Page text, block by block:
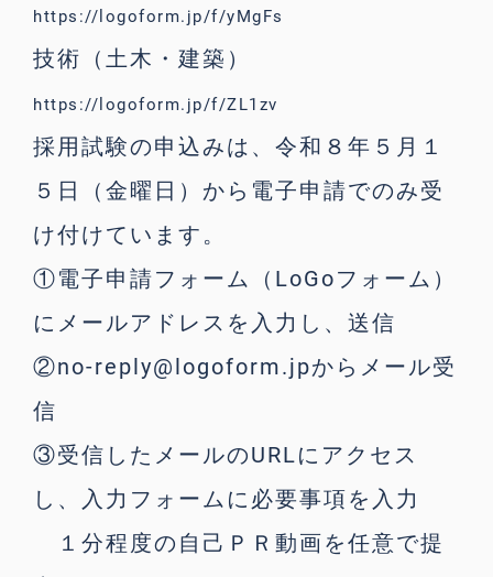
https://logoform.jp/f/yMgFs
技術（土木・建築）
https://logoform.jp/f/ZL1zv
採用試験の申込みは、令和８年５月１
５日（金曜日）から電子申請でのみ受
け付けています。
①電子申請フォーム（LoGoフォーム）
にメールアドレスを入力し、送信
②no-reply@logoform.jpからメール受
信
③受信したメールのURLにアクセス
し、入力フォームに必要事項を入力
１分程度の自己ＰＲ動画を任意で提